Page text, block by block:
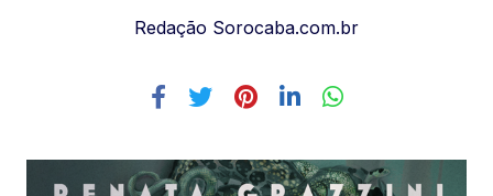
Redação Sorocaba.com.br